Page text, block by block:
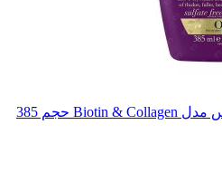
نرم کننده مو او جی ایکس مدل Biotin & Collagen حجم 385